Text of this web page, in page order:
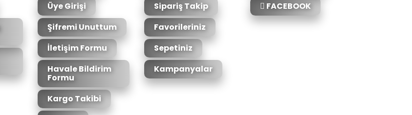
Üye Girişi
Şifremi Unuttum
İletişim Formu
Havale Bildirim
Formu
Kargo Takibi
Sipariş Takip
Favorileriniz
Sepetiniz
Kampanyalar
FACEBOOK